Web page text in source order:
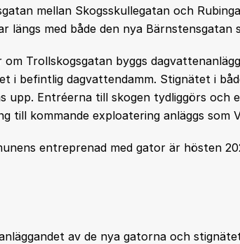
mellan Skogsskullegatan och
längs med både den nya
Trollskogsgatan byggs
i befintlig dagvattendamm. Stignätet i
upp. Entréerna till skogen tydliggörs och
till kommande exploatering anläggs som
entreprenad med gator är hösten
av de nya gatorna och